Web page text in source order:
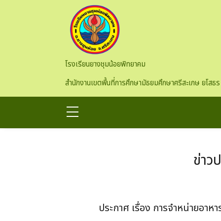
โรงเรียนยางชุมน้อยพิทยาคม
สำนักงานเขตพื้นที่การศึกษามัธยมศึกษาศรีสะเกษ ยโสธร
ข่าว
ประกาศ เรื่อง การจำหน่ายอา